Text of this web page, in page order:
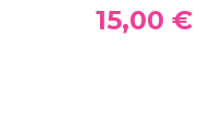
15,00 €